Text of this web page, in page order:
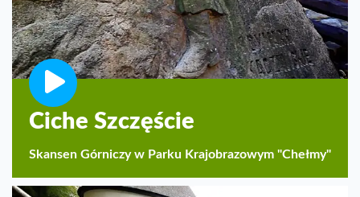
Ciche Szczęście
Skansen Górniczy w Parku Krajobrazowym "Chełmy"